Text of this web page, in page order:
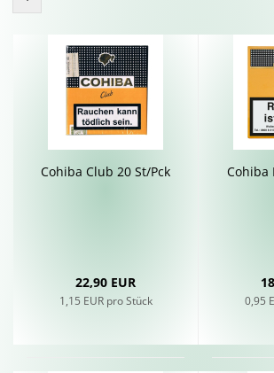
Co­hi­ba Club 20 St/Pck
22,90 EUR
1,15 EUR pro Stück
Co­hi­ba
0,95